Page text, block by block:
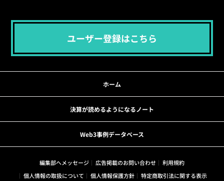
ユーザー登録はこちら
ホーム
決算が読めるようになるノート
Web3事例データベース
編集部へメッセージ 広告掲載のお問い合わせ
利用規約
個人情報の取扱について
個人情報保護方針
特定商取引法に関する表示